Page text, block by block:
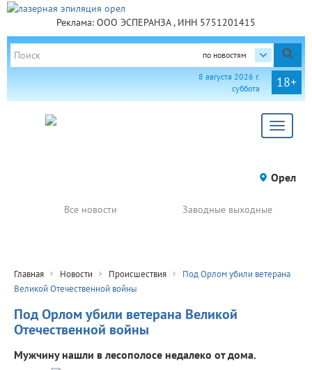
Реклама: ООО ЭСПЕРАНЗА , ИНН 5751201415
по новостям
18+
8 августа 2026 г.
суббота
Toggle
Орел
Все новости Заводные выходные
Главная Новости Происшествия
Под Орлом убили ветерана
Великой Отечественной войны
Под Орлом убили ветерана Великой
Отечественной войны
Мужчину нашли в лесополосе недалеко от дома.